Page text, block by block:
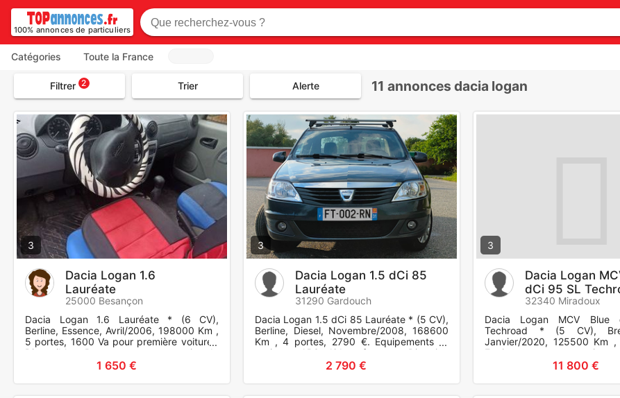
100% annonces de particuliers
Catégories Toute la France
Filtrer 2 Trier Alerte 11 annonces dacia logan
3
Dacia Logan 1.6
Lauréate
25000 Besançon
Dacia Logan 1.6 Lauréate * (6 CV),
Berline, Essence, Avril/2006, 198000 Km ,
5 portes, 1600 Va pour première voiture .
Disponible a Besançon urgent + un jeu de
1 650 €
3
Dacia Logan 1.5 dCi 85
Lauréate
31290 Gardouch
Dacia Logan 1.5 dCi 85 Lauréate * (5 CV),
Berline, Diesel, Novembre/2008, 168600
Km , 4 portes, 2790 €. Equipements et
options : ABS, Airbag frontaux, Direction
assistée, Ordinate2 790 €
3
Dacia Logan
dCi 95 SL
32340 Miradoux
Dacia Logan MCV Blue
Techroad * (5 CV),
Janvier/2020, 125500 Km ,
Equipements et options
assistée, Vitres électriques.
11 800 €